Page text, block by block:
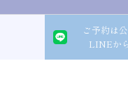
ご予約は
LINEから
© 2026 大阪市淀川区のトリミ
ALL